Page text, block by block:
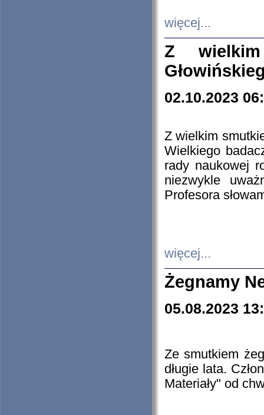
więcej...
Z
02.10.2023
Z wielkim
Wielkiego
rady naukowej
niezwykle
Profesora
więcej...
Żegnamy
05.08.2023
Ze smutkiem
długie lata.
Materiały" od